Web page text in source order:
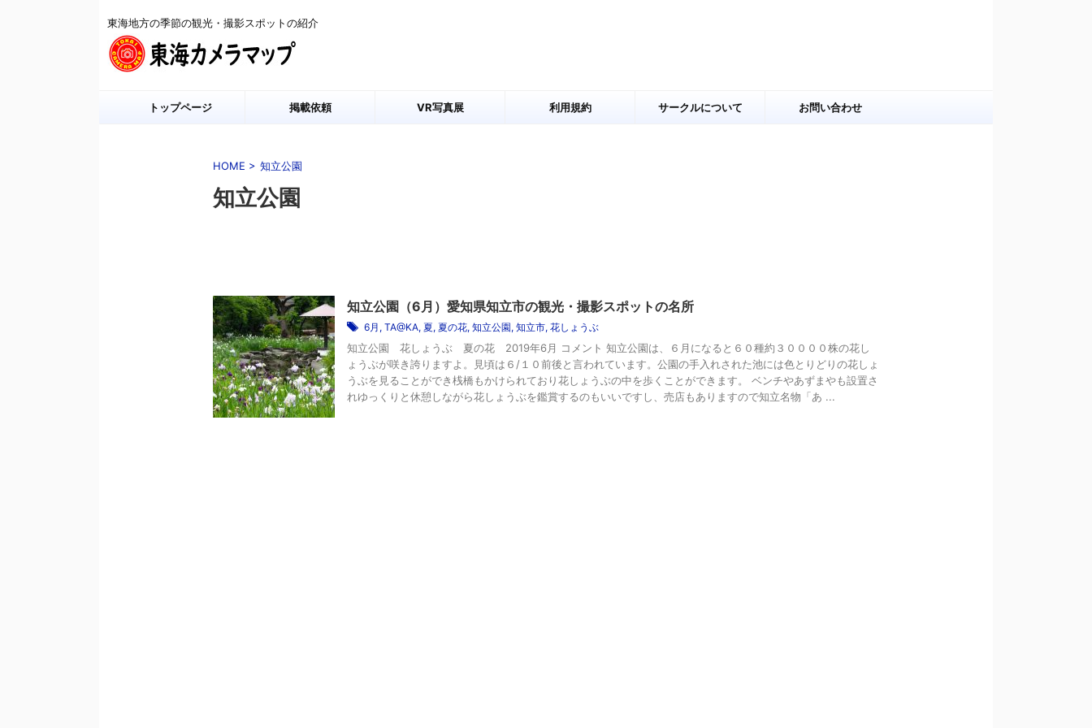
東海地方の季節の観光・撮影スポットの紹介
トップページ 掲載依頼 VR写真展 利用規約 サークルについて お問い合わせ
HOME > 知立公園
知立公園
知立公園（6月）愛知県知立市の観光・撮影スポットの名所
6月 , TA@KA, 夏, 夏の花, 知立公園, 知立市, 花しょうぶ
知立公園 花しょうぶ 夏の花 2019年6月 コメント 知立公園は、６月になると６０種約３００００株の花し
ょうぶが咲き誇りますよ。見頃は６/１０前後と言われています。公園の手入れされた池には色とりどりの花しょ
うぶを見ることができ桟橋もかけられており花しょうぶの中を歩くことができます。 ベンチやあずまやも設置さ
れゆっくりと休憩しながら花しょうぶを鑑賞するのもいいですし、売店もありますので知立名物「あ ...